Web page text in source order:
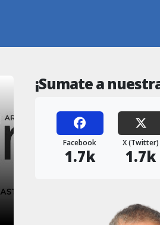
¡Sumate a
Facebook
1.7k
X (Twitter)
1.7k